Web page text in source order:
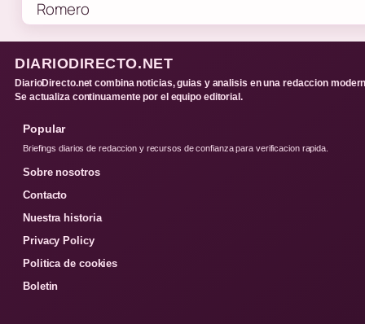
DIARIODIRECTO.NET
DiarioDirecto.net combina noticias, guias y analisis en una redaccion
Se actualiza continuamente por el equipo editorial.
Popular
Briefings diarios de redaccion y recursos de confianza para verificacion rapida.
Sobre nosotros
Contacto
Nuestra historia
Privacy Policy
Politica de cookies
Boletin